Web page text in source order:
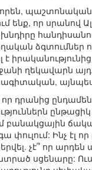
պաշտոնական
ենք, որ սրանով
ձգտումներ
է
ղեկավարն
որ դրանից
բանակցային
փուլում: Ինչ էլ
չէ՞ որ
սցենարը: